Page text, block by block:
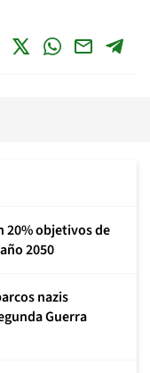
20% objetivos de
2050
nazis
Guerra